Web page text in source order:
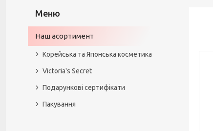
Наш асортимент
Корейська та Японська косметика
Victoria's Secret
Подарункові сертифікати
Пакування